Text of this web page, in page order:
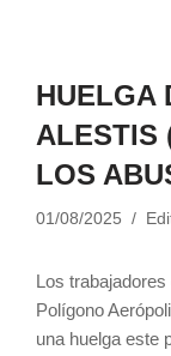
HUELGA
ALESTIS
LOS
01/08/2025
Los
Polígono
una huelga este